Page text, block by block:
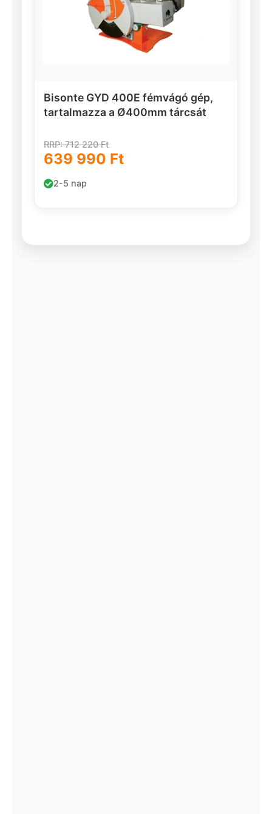
Bisonte GYD 400E fémvágó gép,
tartalmazza a Ø400mm tárcsát
RRP: 712 220 Ft
639 990 Ft
2-5 nap